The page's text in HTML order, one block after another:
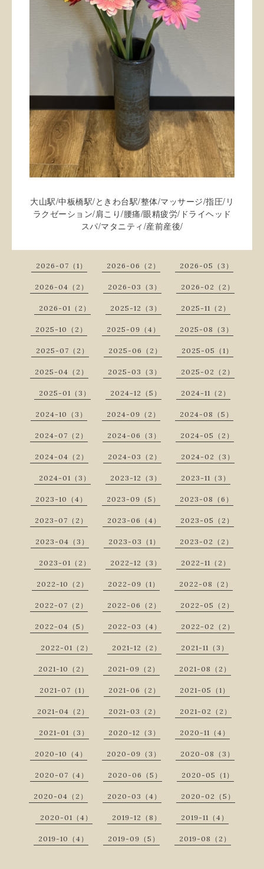
大山駅/中板橋駅/ ときわ台駅/整体/マッサージ/指圧/ リ
ラクゼーション/肩こり /腰痛/眼精疲労/ ドライヘッド
スパ/マタニティ /産前産後/
2026-07（1） 2026-06（2） 2026-05（3）
2026-04（2） 2026-03（3） 2026-02（2）
2026-01（2） 2025-12（3） 2025-11（2）
2025-10（2） 2025-09（4） 2025-08（3）
2025-07（2） 2025-06（2） 2025-05（1）
2025-04（2） 2025-03（3） 2025-02（2）
2025-01（3） 2024-12（5） 2024-11（2）
2024-10（3） 2024-09（2） 2024-08（5）
2024-07（2） 2024-06（3） 2024-05（2）
2024-04（2） 2024-03（2） 2024-02（3）
2024-01（3） 2023-12（3） 2023-11（3）
2023-10（4） 2023-09（5） 2023-08（6）
2023-07（2） 2023-06（4） 2023-05（2）
2023-04（3） 2023-03（1） 2023-02（2）
2023-01（2） 2022-12（3） 2022-11（2）
2022-10（2） 2022-09（1） 2022-08（2）
2022-07（2） 2022-06（2） 2022-05（2）
2022-04（5） 2022-03（4） 2022-02（2）
2022-01（2） 2021-12（2） 2021-11（3）
2021-10（2） 2021-09（2） 2021-08（2）
2021-07（1） 2021-06（2） 2021-05（1）
2021-04（2） 2021-03（2） 2021-02（2）
2021-01（3） 2020-12（3） 2020-11（4）
2020-10（4） 2020-09（3） 2020-08（3）
2020-07（4） 2020-06（5） 2020-05（1）
2020-04（2） 2020-03（4） 2020-02（5）
2020-01（4） 2019-12（8） 2019-11（4）
2019-10（4） 2019-09（5） 2019-08（2）